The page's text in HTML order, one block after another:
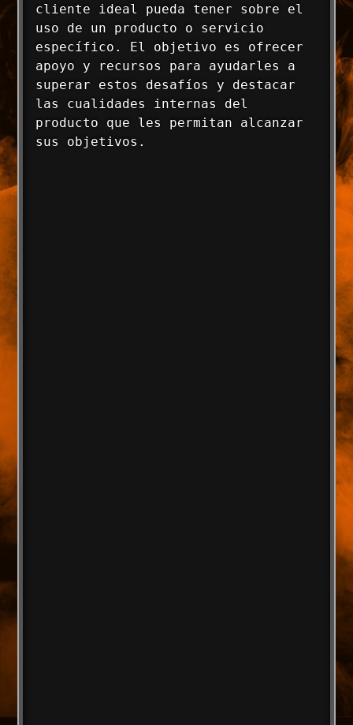
cliente ideal pueda tener sobre el
uso de un producto o servicio
específico. El objetivo es ofrecer
apoyo y recursos para ayudarles a
superar estos desafíos y destacar
las cualidades internas del
producto que les permitan alcanzar
sus objetivos.